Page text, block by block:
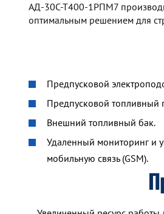
АД-30С-Т400-1РПМ7
оптимальным решением для
Предпусковой
Предпусковой
Внешний топливный бак.
Удаленный мониторинг и
мобильную связь (GSM).